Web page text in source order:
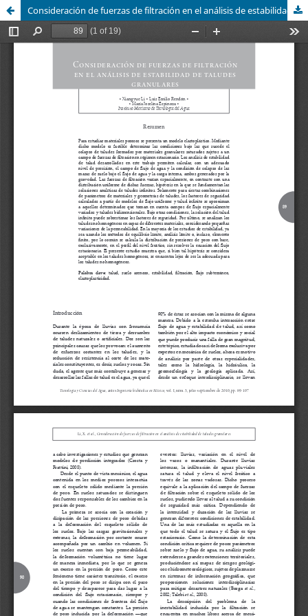
Consideración de fuerzas de filtración en el análisis de estabilidad de taludes granulares